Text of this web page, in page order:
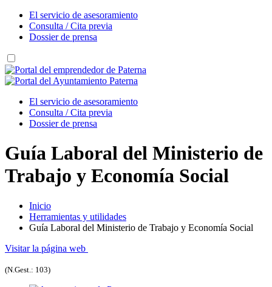
El servicio de asesoramiento
Consulta / Cita previa
Dossier de prensa
El servicio de asesoramiento
Consulta / Cita previa
Dossier de prensa
Guía Laboral del Ministerio de
Trabajo y Economía Social
Inicio
Herramientas y utilidades
Guía Laboral del Ministerio de Trabajo y Economía Social
Visitar la página web
(N.Gest.: 103)